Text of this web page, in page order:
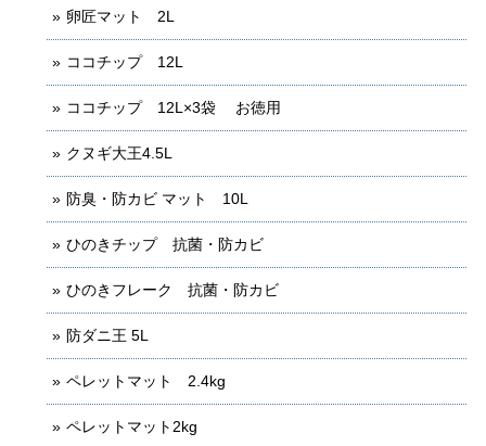
卵匠マット 2L
ココチップ 12L
ココチップ 12L×3袋 お徳用
クヌギ大王4.5L
防臭・防カビ マット 10L
ひのきチップ 抗菌・防カビ
ひのきフレーク 抗菌・防カビ
防ダニ王 5L
ペレットマット 2.4kg
ペレットマット2kg